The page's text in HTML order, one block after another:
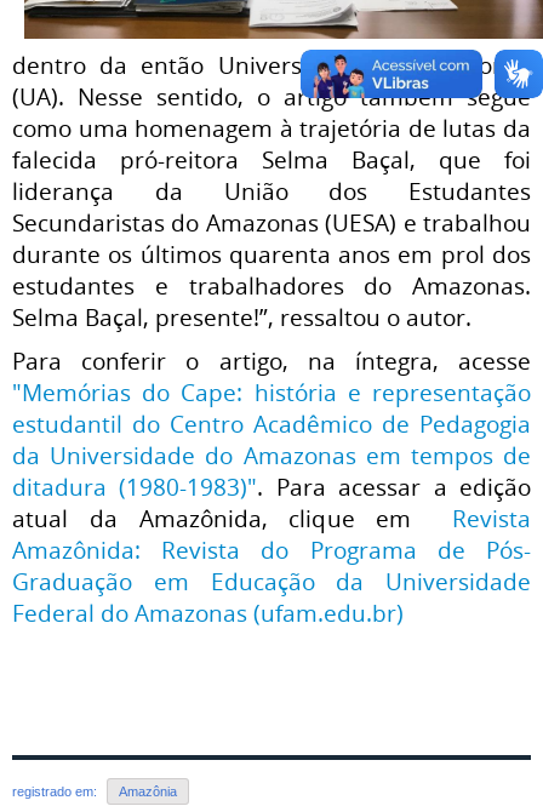
dentro da então Universidade do Amazonas
(UA). Nesse sentido, o artigo também segue
como uma homenagem à trajetória de lutas da
falecida pró-reitora Selma Baçal, que foi
liderança da União dos Estudantes
Secundaristas do Amazonas (UESA) e trabalhou
durante os últimos quarenta anos em prol dos
estudantes e trabalhadores do Amazonas.
Selma Baçal, presente!”, ressaltou o autor.
Para conferir o artigo, na íntegra, acesse
"Memórias do Cape: história e representação
estudantil do Centro Acadêmico de Pedagogia
da Universidade do Amazonas em tempos de
ditadura (1980-1983)". Para acessar a edição
atual da Amazônida, clique em
Revista
Amazônida: Revista do Programa de Pós-
Graduação em Educação da Universidade
Federal do Amazonas (ufam.edu.br)
registrado em: Amazônia